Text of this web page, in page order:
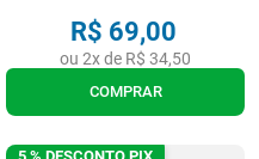
R$ 69,00
ou 2x de R$ 34,50
COMPRAR